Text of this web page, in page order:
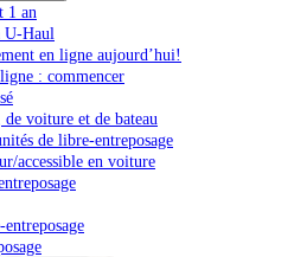
1 an
U-Haul
en ligne aujourd’hui!
: commencer
voiture et de bateau
de libre-entreposage
accessible en voiture